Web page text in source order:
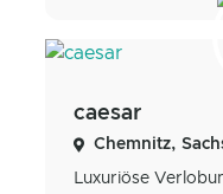
caesar
Chemnitz,
Luxuriöse